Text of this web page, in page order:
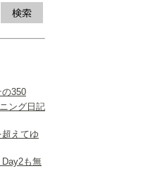
350
ング日記
えてゆ
も無